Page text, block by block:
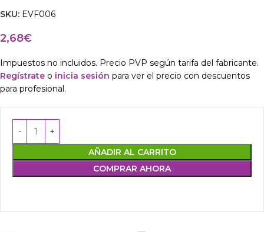
SKU: EVF006
2,68€
Impuestos no incluidos. Precio PVP según tarifa del fabricante.
Regístrate o inicia sesión para ver el precio con descuentos
para profesional.
AÑADIR AL CARRITO
COMPRAR AHORA